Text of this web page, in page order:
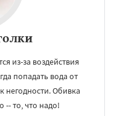
из-за воздействия
попадать вода от
негодности. Обивка
-- то, что надо!